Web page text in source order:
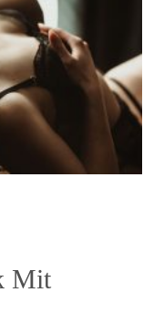
Mit